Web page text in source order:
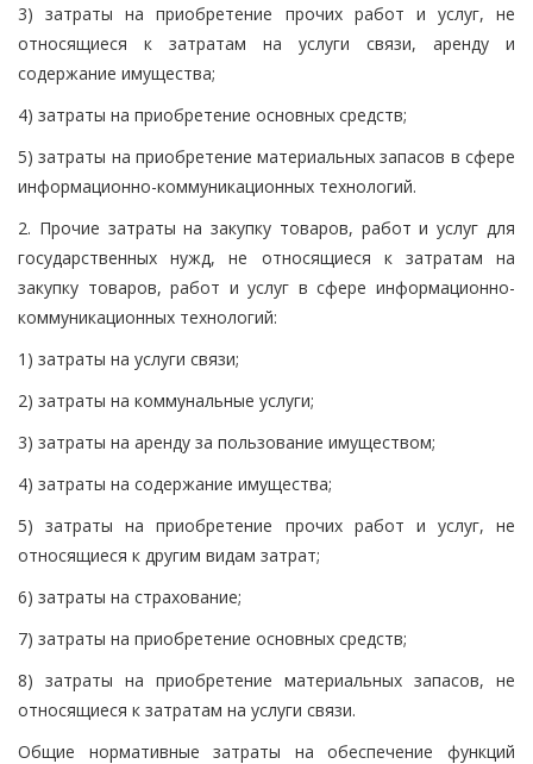
3) затраты на приобретение прочих работ и услуг, не
относящиеся к затратам на услуги связи, аренду и
содержание имущества;
4) затраты на приобретение основных средств;
5) затраты на приобретение материальных запасов в сфере
информационно-коммуникационных технологий.
2. Прочие затраты на закупку товаров, работ и услуг для
государственных нужд, не относящиеся к затратам на
закупку товаров, работ и услуг в сфере информационно-
коммуникационных технологий:
1) затраты на услуги связи;
2) затраты на коммунальные услуги;
3) затраты на аренду за пользование имуществом;
4) затраты на содержание имущества;
5) затраты на приобретение прочих работ и услуг, не
относящиеся к другим видам затрат;
6) затраты на страхование;
7) затраты на приобретение основных средств;
8) затраты на приобретение материальных запасов, не
относящиеся к затратам на услуги связи.
Общие нормативные затраты на обеспечение функций